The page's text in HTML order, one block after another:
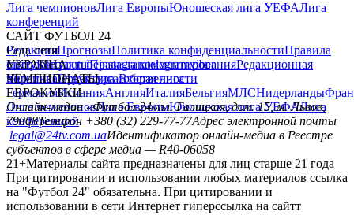
Лига чемпионовЛига ЕвропыЮношеская лига УЕФАЛига
конференций
САЙТ ФУТБОЛ 24
РедакцияПрогнозыПолитика конфиденциальностиПравила
сайтуКонтактыПравила комментированияРедакционная
политикаСтруктура собственности
Соц. сети
facebookxyoutubeinstagramtelegramviber
УКРАИНА
УкраинаПервая лигаВторая лига
ЧЕМПИОНАТЫ
ГерманияИспанияАнглияИталияБельгияМЛСНидерланды
ЕВРОКУБКИ
Лига чемпионовЛига ЕвропыЮношеская лига УЕФАЛига
конференций
Онлайн-медиа «Футбол 24»пл. Галицкая, дом. 15, м. Львов,
79008Телефон +380 (32) 229-77-77Адрес электронной почты
legal@24tv.com.uaИдентификатор онлайн-медиа в Реестре
субъектов в сфере медиа — R40-06058
21+Материалы сайта предназначены для лиц старше 21 года
При цитировании и использовании любых материалов ссылка
на "Футбол 24" обязательна. При цитировании и
использовании в сети Интернет гиперссылка на сайтт